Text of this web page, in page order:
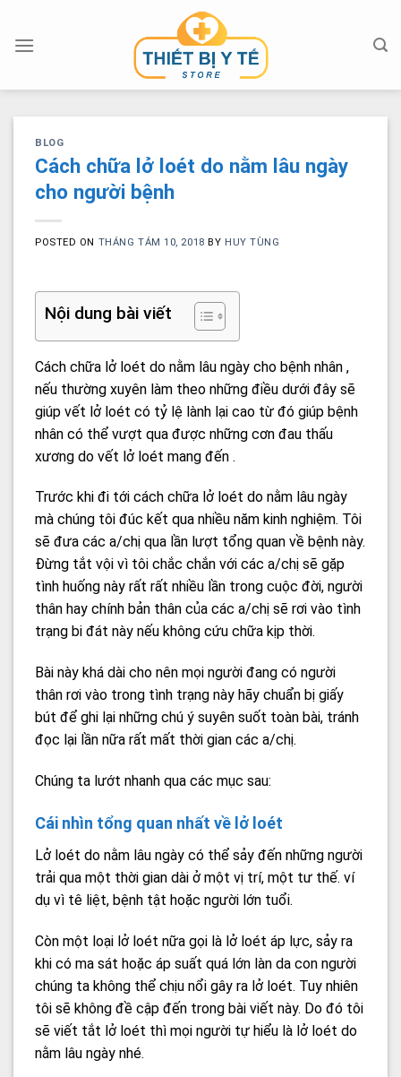
content
BLOG
Cách chữa lở loét do nằm lâu ngày
cho người bệnh
POSTED ON THÁNG TÁM 10, 2018 BY HUY TÙNG
Nội dung bài viết
Cách chữa lở loét do nằm lâu ngày cho bệnh nhân ,
nếu thường xuyên làm theo những điều dưới đây sẽ
giúp vết lở loét có tỷ lệ lành lại cao từ đó giúp bệnh
nhân có thể vượt qua được những cơn đau thấu
xương do vết lở loét mang đến .
Trước khi đi tới cách chữa lở loét do nằm lâu ngày
mà chúng tôi đúc kết qua nhiều năm kinh nghiệm. Tôi
sẽ đưa các a/chị qua lần lượt tổng quan về bệnh này.
Đừng tắt vội vì tôi chắc chắn với các a/chị sẽ gặp
tình huống này rất rất nhiều lần trong cuộc đời, người
thân hay chính bản thân của các a/chị sẽ rơi vào tình
trạng bi đát này nếu không cứu chữa kịp thời.
Bài này khá dài cho nên mọi người đang có người
thân rơi vào trong tình trạng này hãy chuẩn bị giấy
bút để ghi lại những chú ý suyên suốt toàn bài, tránh
đọc lại lần nữa rất mất thời gian các a/chị.
Chúng ta lướt nhanh qua các mục sau:
Cái nhìn tổng quan nhất về lở loét
Lở loét do nằm lâu ngày có thể sảy đến những người
trải qua một thời gian dài ở một vị trí, một tư thế. ví
dụ vì tê liệt, bệnh tật hoặc người lớn tuổi.
Còn một loại lở loét nữa gọi là lở loét áp lực, sảy ra
khi có ma sát hoặc áp suất quá lớn làn da con người
chúng ta không thể chịu nổi gây ra lở loét. Tuy nhiên
tôi sẽ không đề cập đến trong bài viết này. Do đó tôi
sẽ viết tắt lở loét thì mọi người tự hiểu là lở loét do
nằm lâu ngày nhé.